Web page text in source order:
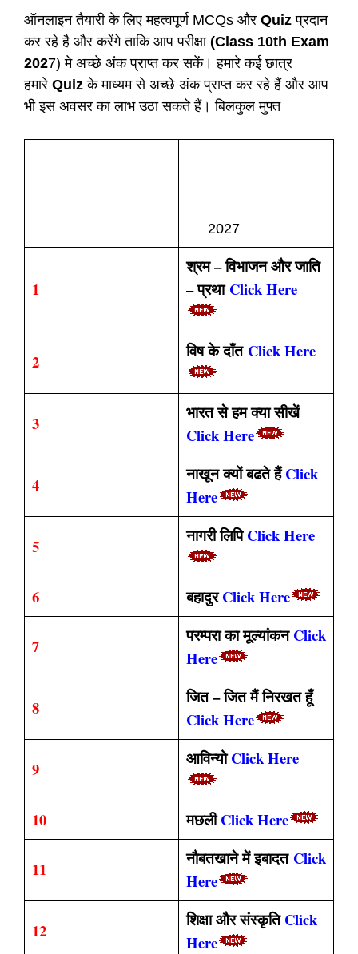
ऑनलाइन तैयारी के लिए महत्वपूर्ण MCQs और Quiz प्रदान
कर रहे है और करेंगे ताकि आप परीक्षा (Class 10th Exam
2027) मे अच्छे अंक प्राप्त कर सकें। हमारे कई छात्र
हमारे Quiz के माध्यम से अच्छे अंक प्राप्त कर रहे हैं और आप
भी इस अवसर का लाभ उठा सकते हैं। बिलकुल मुफ्त
2027
1
श्रम – विभाजन और जाति
– प्रथा Click Here
2
विष के दाँत Click Here
3
भारत से हम क्या सीखें
Click Here
4
नाखून क्यों बढते हैंClick
Here
5
नागरी लिपिClick Here
6 बहादुरClick Here
7
परम्परा का मूल्यांकनClick
Here
8
जित – जित मैं निरखत हूँ
Click Here
9
आविन्योClick Here
10 मछलीClick Here
11
नौबतखाने में इबादत Click
Here
12
शिक्षा और संस्कृतिClick
Here